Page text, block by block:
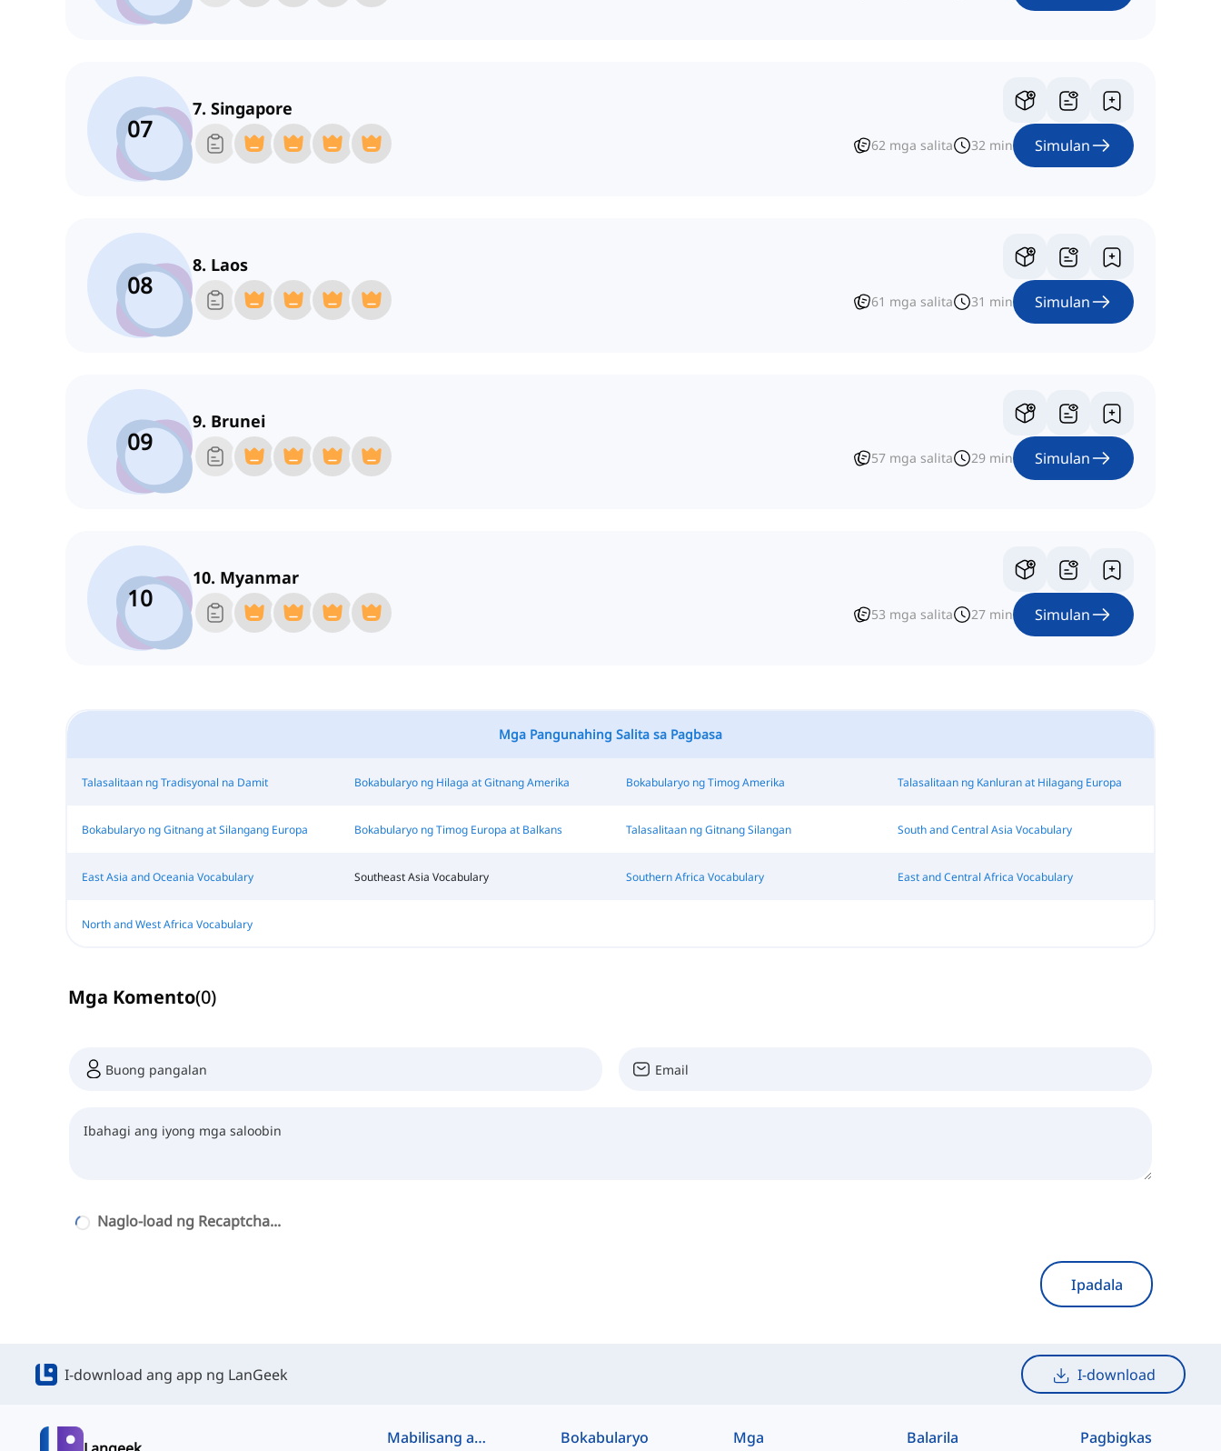
07
7. Singapore
62 mga salita 32 min Simulan
08
8. Laos
61 mga salita 31 min Simulan
09
9. Brunei
57 mga salita 29 min Simulan
10
10. Myanmar
53 mga salita 27 min Simulan
Mga Pangunahing Salita sa Pagbasa
Talasalitaan ng Tradisyonal na Damit Bokabularyo ng Hilaga at Gitnang Amerika Bokabularyo ng Timog Amerika Talasalitaan ng Kanluran at Hilagang Europa
Bokabularyo ng Gitnang at Silangang Europa Bokabularyo ng Timog Europa at Balkans Talasalitaan ng Gitnang Silangan South and Central Asia Vocabulary
East Asia and Oceania Vocabulary Southeast Asia Vocabulary Southern Africa Vocabulary East and Central Africa Vocabulary
North and West Africa Vocabulary
Mga Komento(0)
Naglo-load ng Recaptcha...
Ipadala
I-download ang app ng LanGeek I-download
Mabilisang access Bokabularyo
Mga
Balarila Pagbigkas